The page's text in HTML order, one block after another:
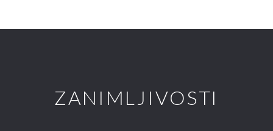
ZANIMLJIVOSTI